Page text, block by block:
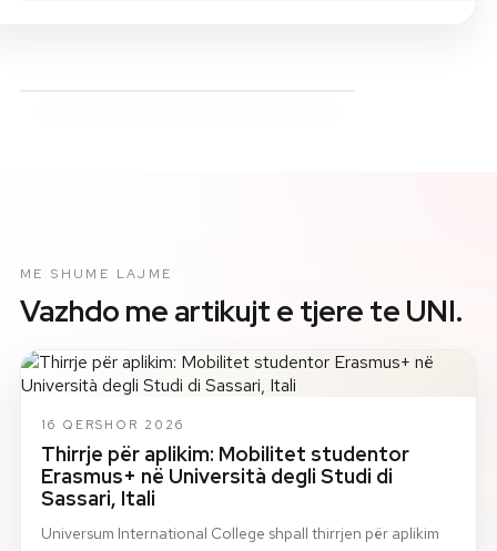
ME SHUME LAJME
Vazhdo me artikujt e tjere te UNI.
16 QERSHOR 2026
Thirrje për aplikim: Mobilitet studentor
Erasmus+ në Università degli Studi di
Sassari, Itali
Universum International College shpall thirrjen për aplikim